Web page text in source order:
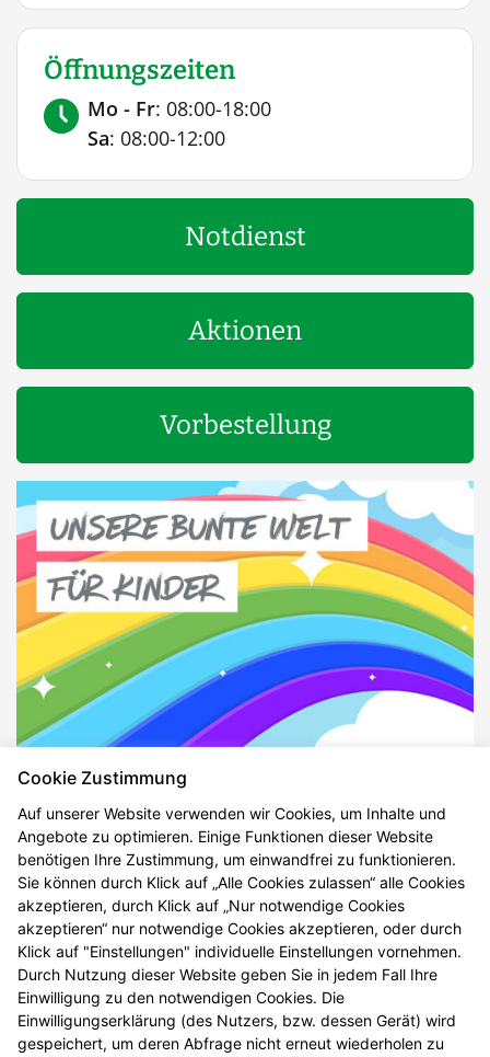
Öffnungszeiten
Mo - Fr: 08:00-18:00
Sa: 08:00-12:00
Notdienst
Aktionen
Vorbestellung
Cookie Zustimmung
Auf unserer Website verwenden wir Cookies, um Inhalte und
Angebote zu optimieren. Einige Funktionen dieser Website
benötigen Ihre Zustimmung, um einwandfrei zu funktionieren.
Sie können durch Klick auf „Alle Cookies zulassen“ alle Cookies
akzeptieren, durch Klick auf „Nur notwendige Cookies
akzeptieren“ nur notwendige Cookies akzeptieren, oder durch
Klick auf "Einstellungen" individuelle Einstellungen vornehmen.
Durch Nutzung dieser Website geben Sie in jedem Fall Ihre
Einwilligung zu den notwendigen Cookies. Die
Einwilligungserklärung (des Nutzers, bzw. dessen Gerät) wird
gespeichert, um deren Abfrage nicht erneut wiederholen zu